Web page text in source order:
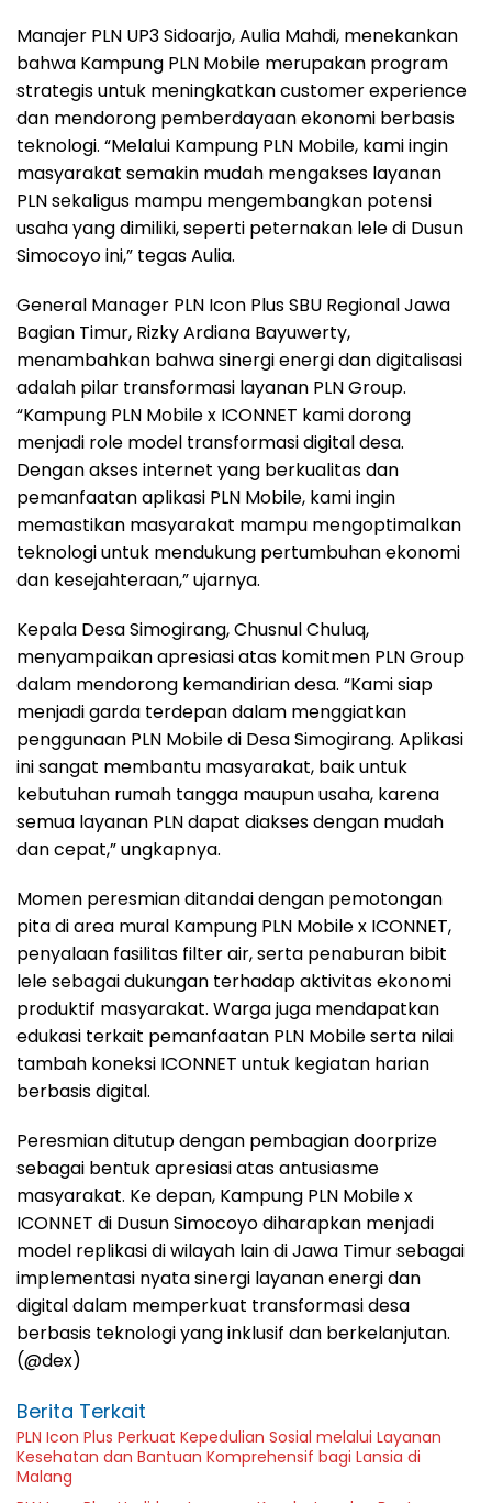
Manajer PLN UP3 Sidoarjo, Aulia Mahdi, menekankan
bahwa Kampung PLN Mobile merupakan program
strategis untuk meningkatkan customer experience
dan mendorong pemberdayaan ekonomi berbasis
teknologi. “Melalui Kampung PLN Mobile, kami ingin
masyarakat semakin mudah mengakses layanan
PLN sekaligus mampu mengembangkan potensi
usaha yang dimiliki, seperti peternakan lele di Dusun
Simocoyo ini,” tegas Aulia.
General Manager PLN Icon Plus SBU Regional Jawa
Bagian Timur, Rizky Ardiana Bayuwerty,
menambahkan bahwa sinergi energi dan digitalisasi
adalah pilar transformasi layanan PLN Group.
“Kampung PLN Mobile x ICONNET kami dorong
menjadi role model transformasi digital desa.
Dengan akses internet yang berkualitas dan
pemanfaatan aplikasi PLN Mobile, kami ingin
memastikan masyarakat mampu mengoptimalkan
teknologi untuk mendukung pertumbuhan ekonomi
dan kesejahteraan,” ujarnya.
Kepala Desa Simogirang, Chusnul Chuluq,
menyampaikan apresiasi atas komitmen PLN Group
dalam mendorong kemandirian desa. “Kami siap
menjadi garda terdepan dalam menggiatkan
penggunaan PLN Mobile di Desa Simogirang. Aplikasi
ini sangat membantu masyarakat, baik untuk
kebutuhan rumah tangga maupun usaha, karena
semua layanan PLN dapat diakses dengan mudah
dan cepat,” ungkapnya.
Momen peresmian ditandai dengan pemotongan
pita di area mural Kampung PLN Mobile x ICONNET,
penyalaan fasilitas filter air, serta penaburan bibit
lele sebagai dukungan terhadap aktivitas ekonomi
produktif masyarakat. Warga juga mendapatkan
edukasi terkait pemanfaatan PLN Mobile serta nilai
tambah koneksi ICONNET untuk kegiatan harian
berbasis digital.
Peresmian ditutup dengan pembagian doorprize
sebagai bentuk apresiasi atas antusiasme
masyarakat. Ke depan, Kampung PLN Mobile x
ICONNET di Dusun Simocoyo diharapkan menjadi
model replikasi di wilayah lain di Jawa Timur sebagai
implementasi nyata sinergi layanan energi dan
digital dalam memperkuat transformasi desa
berbasis teknologi yang inklusif dan berkelanjutan.
(@dex)
Berita Terkait
PLN Icon Plus Perkuat Kepedulian Sosial melalui Layanan
Kesehatan dan Bantuan Komprehensif bagi Lansia di
Malang